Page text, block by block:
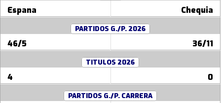
Espana Chequia
PARTIDOS G./P. 2026
46/5 36/11
TITULOS 2026
4 0
PARTIDOS G./P. CARRERA